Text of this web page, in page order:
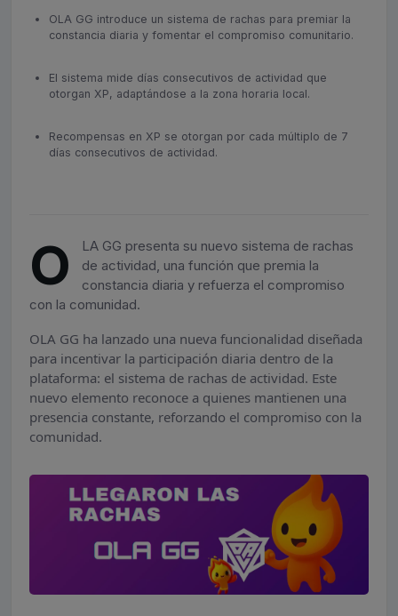
OLA GG introduce un sistema de rachas para premiar la
constancia diaria y fomentar el compromiso comunitario.
El sistema mide días consecutivos de actividad que
otorgan XP, adaptándose a la zona horaria local.
Recompensas en XP se otorgan por cada múltiplo de 7
días consecutivos de actividad.
O
LA GG presenta su nuevo sistema de rachas
de actividad, una función que premia la
constancia diaria y refuerza el compromiso
con la comunidad.
OLA GG ha lanzado una nueva funcionalidad diseñada
para incentivar la participación diaria dentro de la
plataforma: el sistema de rachas de actividad. Este
nuevo elemento reconoce a quienes mantienen una
presencia constante, reforzando el compromiso con la
comunidad.